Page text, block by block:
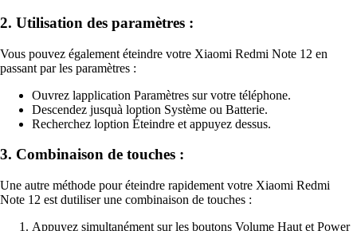
2. Utilisation des paramètres :
Vous pouvez également éteindre votre Xiaomi Redmi Note 12 en
passant par les paramètres :
Ouvrez lapplication Paramètres sur votre téléphone.
Descendez jusquà loption Système ou Batterie.
Recherchez loption Éteindre et appuyez dessus.
3. Combinaison de touches :
Une autre méthode pour éteindre rapidement votre Xiaomi Redmi
Note 12 est dutiliser une combinaison de touches :
Appuyez simultanément sur les boutons Volume Haut et Power